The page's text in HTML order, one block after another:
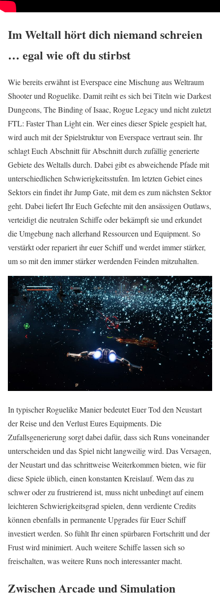
Im Weltall hört dich niemand schreien
… egal wie oft du stirbst
Wie bereits erwähnt ist Everspace eine Mischung aus Weltraum
Shooter und Roguelike. Damit reiht es sich bei Titeln wie Darkest
Dungeons, The Binding of Isaac, Rogue Legacy und nicht zuletzt
FTL: Faster Than Light ein. Wer eines dieser Spiele gespielt hat,
wird auch mit der Spielstruktur von Everspace vertraut sein. Ihr
schlagt Euch Abschnitt für Abschnitt durch zufällig generierte
Gebiete des Weltalls durch. Dabei gibt es abweichende Pfade mit
unterschiedlichen Schwierigkeitsstufen. Im letzten Gebiet eines
Sektors ein findet ihr Jump Gate, mit dem es zum nächsten Sektor
geht. Dabei liefert Ihr Euch Gefechte mit den ansässigen Outlaws,
verteidigt die neutralen Schiffe oder bekämpft sie und erkundet
die Umgebung nach allerhand Ressourcen und Equipment. So
verstärkt oder repariert ihr euer Schiff und werdet immer stärker,
um so mit den immer stärker werdenden Feinden mitzuhalten.
In typischer Roguelike Manier bedeutet Euer Tod den Neustart
der Reise und den Verlust Eures Equipments. Die
Zufallsgenerierung sorgt dabei dafür, dass sich Runs voneinander
unterscheiden und das Spiel nicht langweilig wird. Das Versagen,
der Neustart und das schrittweise Weiterkommen bieten, wie für
diese Spiele üblich, einen konstanten Kreislauf. Wem das zu
schwer oder zu frustrierend ist, muss nicht unbedingt auf einem
leichteren Schwierigkeitsgrad spielen, denn verdiente Credits
können ebenfalls in permanente Upgrades für Euer Schiff
investiert werden. So fühlt Ihr einen spürbaren Fortschritt und der
Frust wird minimiert. Auch weitere Schiffe lassen sich so
freischalten, was weitere Runs noch interessanter macht.
Zwischen Arcade und Simulation